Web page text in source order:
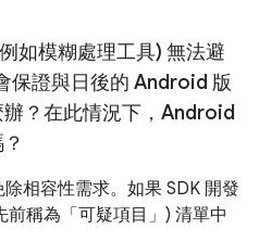
如模糊處理工具) 無法避
保證與日後的 Android 版
？在此情況下，Android
相容性需求。如果 SDK 開發
稱為「可疑項目」) 清單中